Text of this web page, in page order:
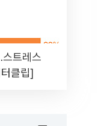
트레스
클립]